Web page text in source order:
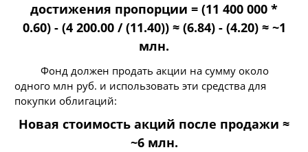
достижения пропорции = (11 400 000 *
0.60) - (4 200.00 / (11.40)) ≈ (6.84) - (4.20) ≈ ~1
млн.
Фонд должен продать акции на сумму около
одного млн руб. и использовать эти средства для
покупки облигаций:
Новая стоимость акций после продажи ≈
~6 млн.